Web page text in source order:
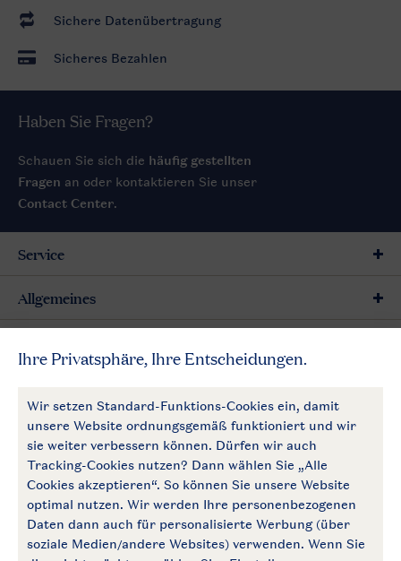
Sichere Datenübertragung
Sicheres Bezahlen
Haben Sie Fragen?
Schauen Sie sich die häufig gestellten
Fragen an oder kontaktieren Sie unser
Contact Center.
Follow Us
facebookinstagram
Zum Newsletter anmelden
Service
Allgemeines